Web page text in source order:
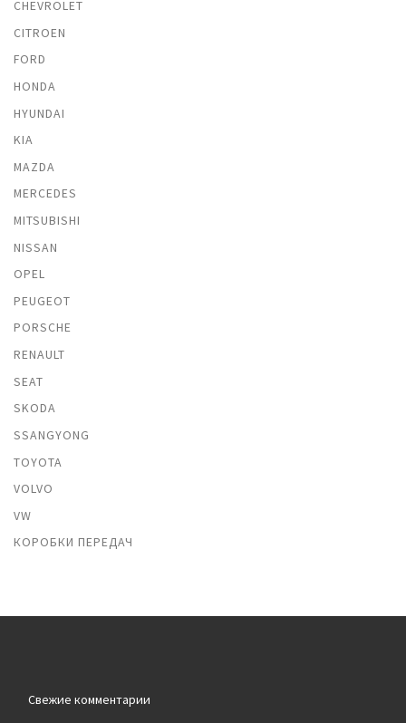
CHEVROLET
CITROEN
FORD
HONDA
HYUNDAI
KIA
MAZDA
MERCEDES
MITSUBISHI
NISSAN
OPEL
PEUGEOT
PORSCHE
RENAULT
SEAT
SKODA
SSANGYONG
TOYOTA
VOLVO
VW
КОРОБКИ ПЕРЕДАЧ
Свежие комментарии